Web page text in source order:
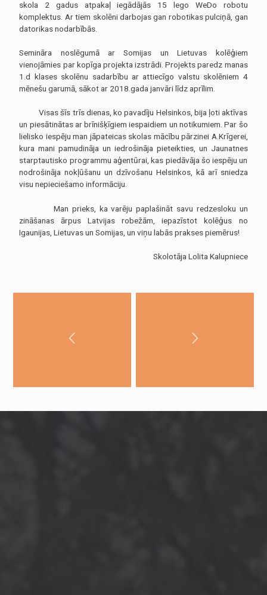
skola 2 gadus atpakaļ iegādājās 15 lego WeDo robotu
komplektus. Ar tiem skolēni darbojas gan robotikas pulciņā, gan
datorikas nodarbībās.
Semināra noslēgumā ar Somijas un Lietuvas kolēģiem
vienojāmies par kopīga projekta izstrādi. Projekts paredz manas
1.d klases skolēnu sadarbību ar attiecīgo valstu skolēniem 4
mēnešu garumā, sākot ar 2018.gada janvāri līdz aprīlim.
Visas šīs trīs dienas, ko pavadīju Helsinkos, bija ļoti aktīvas
un piesātinātas ar brīnišķīgiem iespaidiem un notikumiem. Par šo
lielisko iespēju man jāpateicas skolas mācību pārzinei A.Krīgerei,
kura mani pamudināja un iedrošināja pieteikties, un Jaunatnes
starptautisko programmu aģentūrai, kas piedāvāja šo iespēju un
nodrošināja nokļūšanu un dzīvošanu Helsinkos, kā arī sniedza
visu nepieciešamo informāciju.
Man prieks, ka varēju paplašināt savu redzesloku un
zināšanas ārpus Latvijas robežām, iepazīstot kolēģus no
Igaunijas, Lietuvas un Somijas, un viņu labās prakses piemērus!
Skolotāja Lolita Kalupniece